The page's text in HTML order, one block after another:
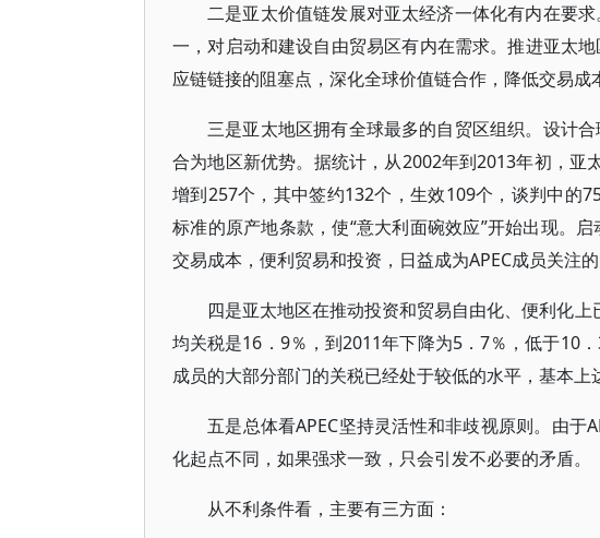
二是亚太价值链发展对亚太经济一体化有内在要
一，对启动和建设自由贸易区有内在需求。推进亚太
应链链接的阻塞点，深化全球价值链合作，降低交易成
三是亚太地区拥有全球最多的自贸区组织。设计
合为地区新优势。据统计，从2002年到2013年初，亚
增到257个，其中签约132个，生效109个，谈判中的
标准的原产地条款，使“意大利面碗效应”开始出现。
交易成本，便利贸易和投资，日益成为APEC成员关注的
四是亚太地区在推动投资和贸易自由化、便利化
均关税是16．9％，到2011年下降为5．7％，低于10
成员的大部分部门的关税已经处于较低的水平，基本上
五是总体看APEC坚持灵活性和非歧视原则。由于
化起点不同，如果强求一致，只会引发不必要的矛盾。
从不利条件看，主要有三方面：